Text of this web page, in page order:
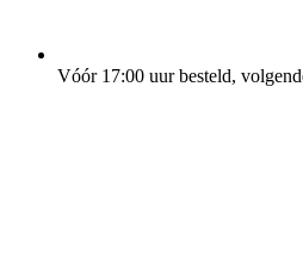
Vóór 17:00 uur besteld,